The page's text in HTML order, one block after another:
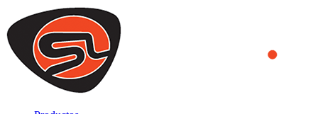
We use cookies to ensure that we provide you the best experience
on our website. By continuing to browse this website, you accept
that cookies are used to help us analyze how the website is used and
to offer you a better experience. To learn more or to find out how
you can disable cookies, you can access our